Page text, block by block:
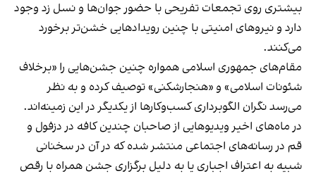
بیشتری روی تجمعات تفریحی با حضور جوان‌ها و نسل زد وجود
دارد و نیروهای امنیتی با چنین رویدادهایی خشن‌تر برخورد
می‌کنند.
مقام‌های جمهوری اسلامی همواره چنین جشن‌هایی را «برخلاف
شئونات اسلامی» و «هنجارشکنی» توصیف کرده و به نظر
می‌رسد نگران الگوبرداری کسب‌وکارها از یکدیگر در این زمینه‌اند.
در ماه‌های اخیر ویدیوهایی از صاحبان چندین کافه در دزفول و
قم در رسانه‌های اجتماعی منتشر شده که در آن در سخنانی
شبیه به اعتراف اجباری یا به دلیل برگزاری جشن همراه با رقص